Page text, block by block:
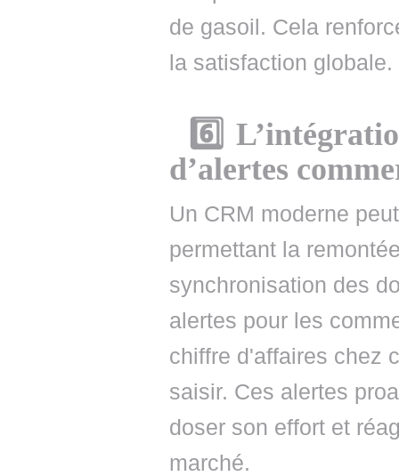
de gasoil. Cela
la satisfaction globale.
6️⃣
d’alertes
Un CRM moderne
permettant la
synchronisation des
alertes pour les
chiffre d'affaires chez
saisir. Ces alertes
doser son effort et
marché.